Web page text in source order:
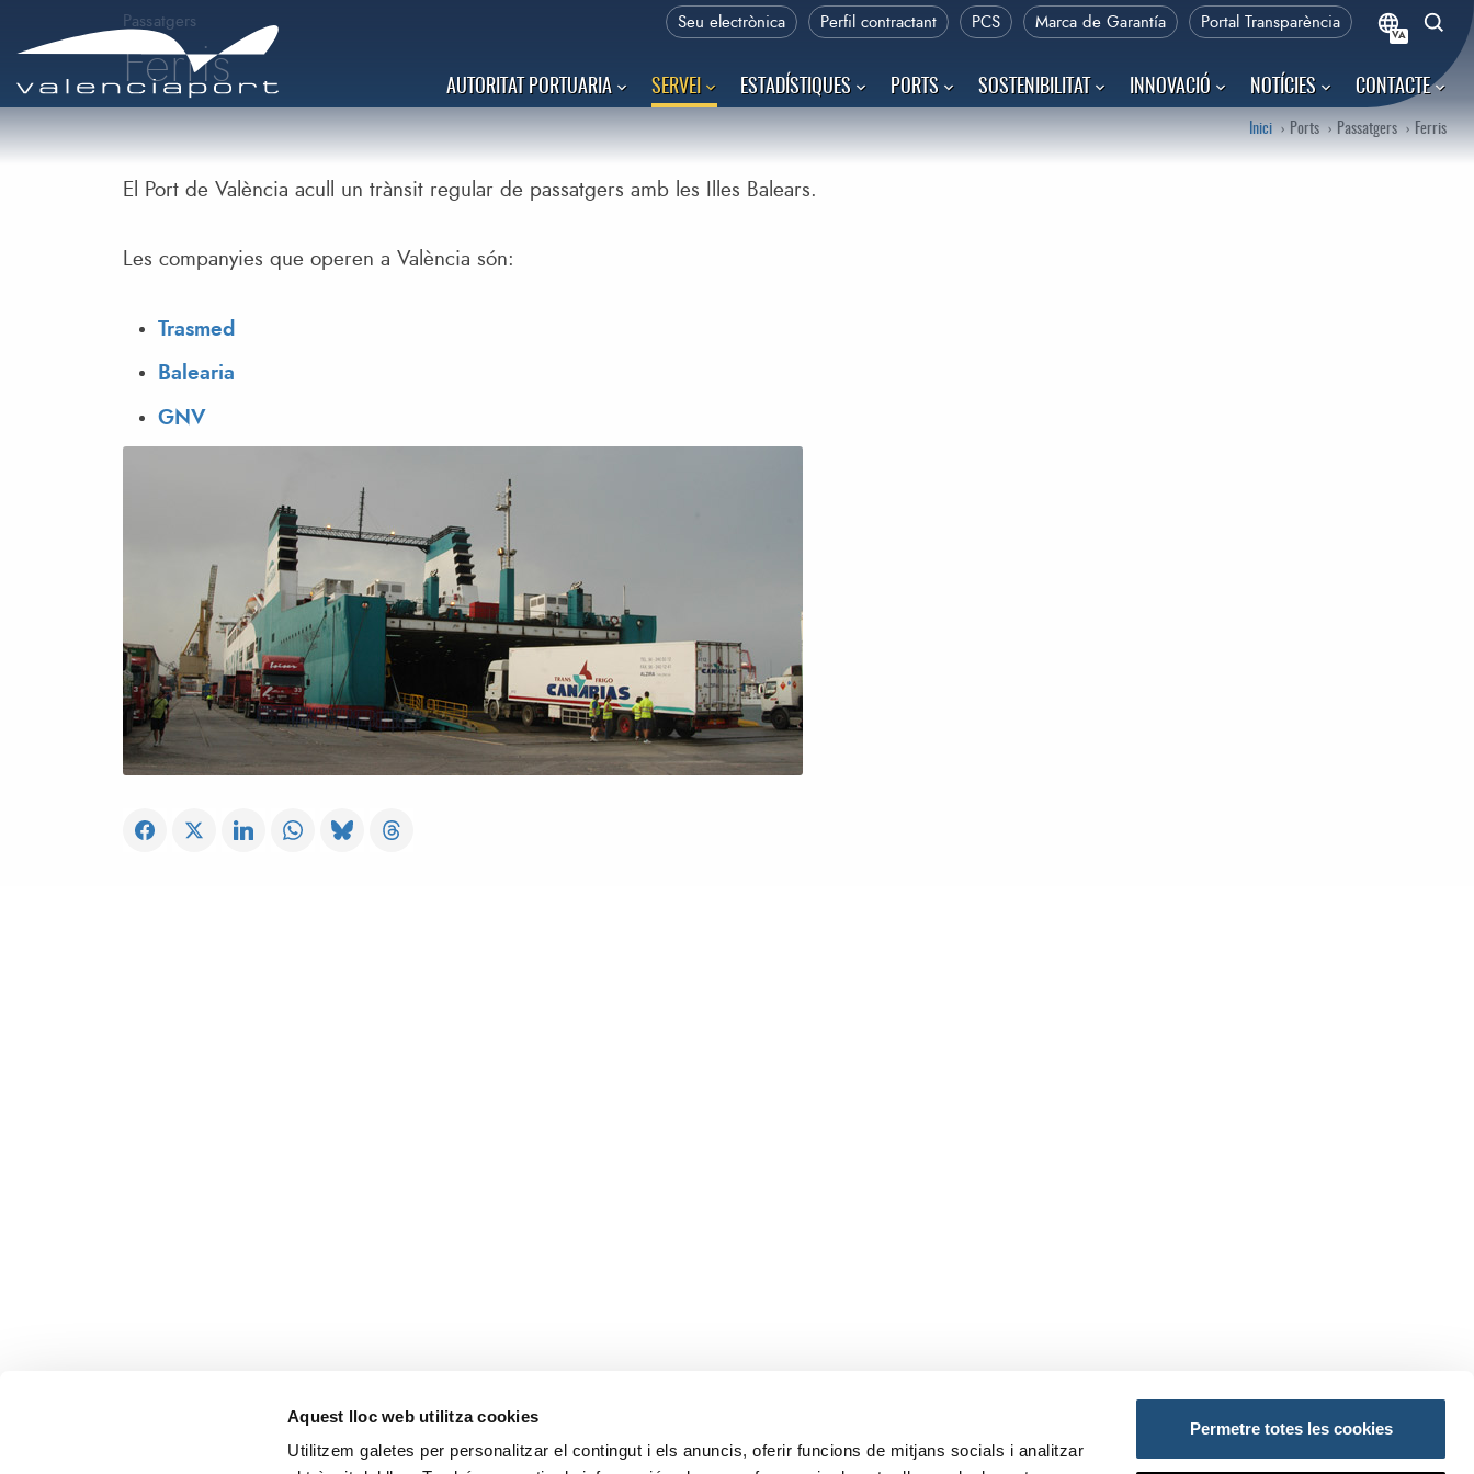
Aquest lloc web utilitza cookies
Utilitzem galetes per personalitzar el contingut i els anuncis, oferir funcions de mitjans socials i analitzar
Permetre totes les cookies
Seu electrònica Perfil contractant PCS Marca de Garantía Portal Transparència
VA
AUTORITAT PORTUARIA SERVEI ESTADÍSTIQUES PORTS SOSTENIBILITAT INNOVACIÓ NOTÍCIES CONTACTE
Passatgers
Ferris
Inici Ports Passatgers Ferris
El Port de València ​acull un trànsit regular de passatgers amb les Illes Balears.
Les companyies que operen a València són:
Trasmed
Balearia
GNV
CONTACTA'NS